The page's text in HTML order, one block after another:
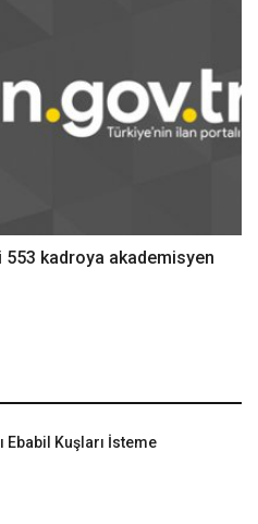
kadroya akademisyen
Ebabil Kuşları İsteme